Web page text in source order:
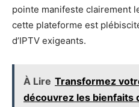
pointe manifeste clairement
cette plateforme est
d’IPTV exigeants.
À Lire Transformez
découvrez les bienfaits